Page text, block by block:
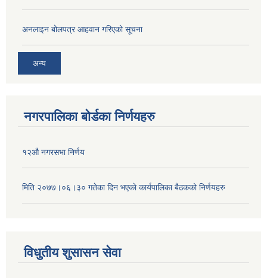
अनलाइन बोलपत्र आहवान गरिएको सूचना
अन्य
नगरपालिका बोर्डका निर्णयहरु
१२औ नगरसभा निर्णय
मिति २०७७।०६।३० गतेका दिन भएकाे कार्यपालिका बैठकको निर्णयहरु
विधुतीय शुसासन सेवा